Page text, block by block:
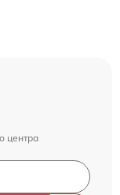
центра